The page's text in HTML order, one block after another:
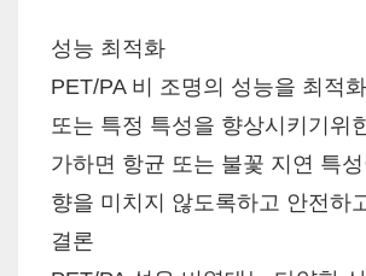
성능 최적화
PET/PA 비 조명의 성능을 최적
또는 특정 특성을 향상시키기위
가하면 항균 또는 불꽃 지연 특
향을 미치지 않도록하고 안전하
결론